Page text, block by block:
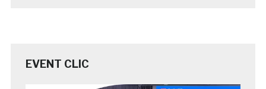
EVENT CLIC